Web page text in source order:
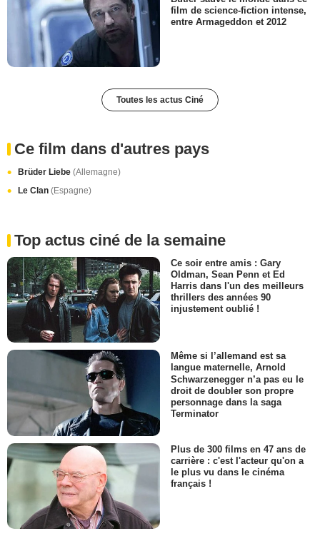
film de science-fiction intense,
entre Armageddon et 2012
Toutes les actus Ciné
Ce film dans d'autres pays
Brüder Liebe (Allemagne)
Le Clan (Espagne)
Top actus ciné de la semaine
Ce soir entre amis : Gary
Oldman, Sean Penn et Ed
Harris dans l'un des meilleurs
thrillers des années 90
injustement oublié !
Même si l’allemand est sa
langue maternelle, Arnold
Schwarzenegger n’a pas eu le
droit de doubler son propre
personnage dans la saga
Terminator
Plus de 300 films en 47 ans de
carrière : c'est l'acteur qu'on a
le plus vu dans le cinéma
français !